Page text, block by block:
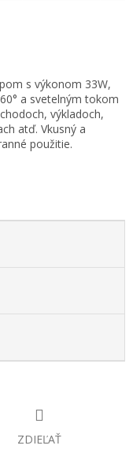
s výkonom 33W,
a svetelným tokom
výkladoch,
atď. Vkusný a
použitie.
ZDIEĽAŤ